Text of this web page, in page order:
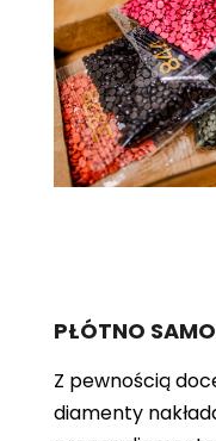
PŁÓTNO
Z pewnością
diamenty